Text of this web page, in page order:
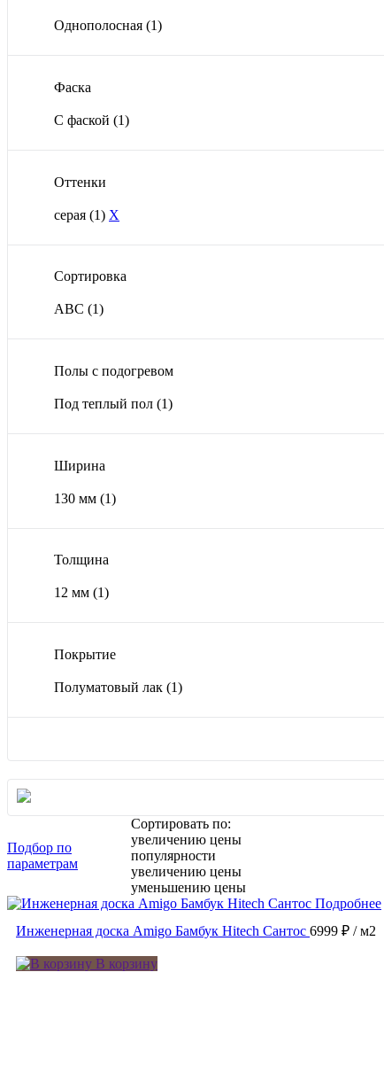
Однополосная (1)
Фаска
С фаской (1)
Оттенки
серая (1) X
Сортировка
ABС (1)
Полы с подогревом
Под теплый пол (1)
Ширина
130 мм (1)
Толщина
12 мм (1)
Покрытие
Полуматовый лак (1)
Подбор по
параметрам
Сортировать по:
увеличению цены
популярности
увеличению цены
уменьшению цены
Подробнее
Инженерная доска Amigo Бамбук Hitech Сантос 6999 ₽ / м2
В корзину